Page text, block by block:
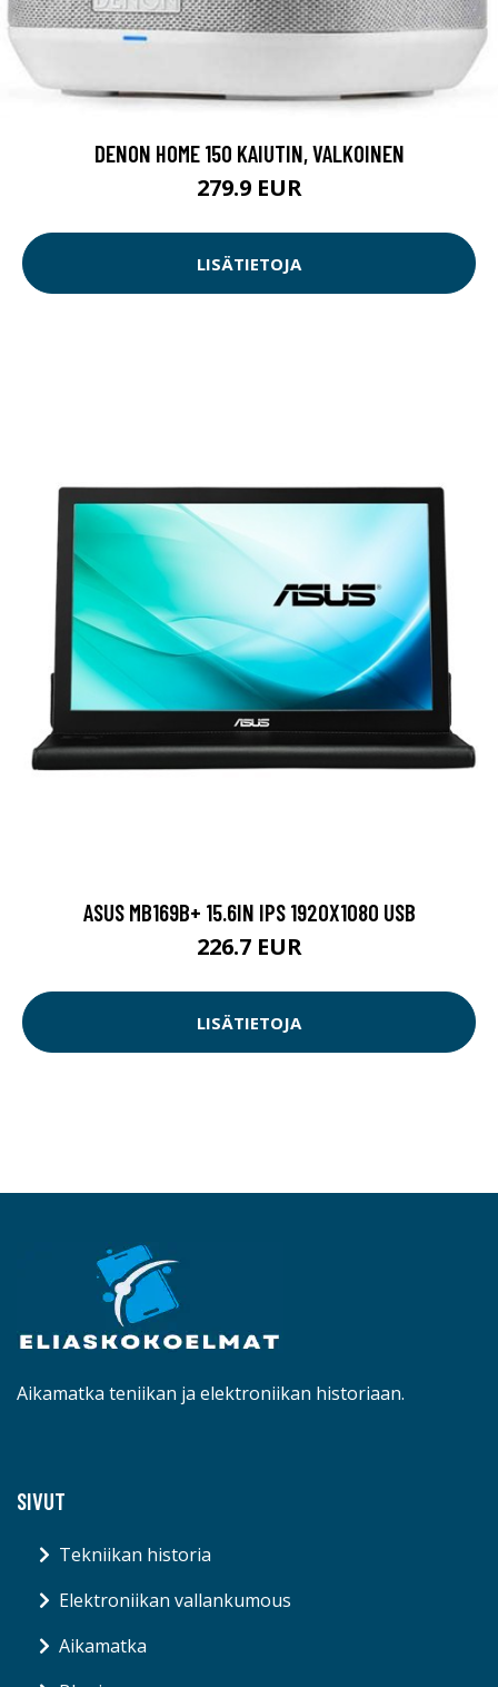
DENON HOME 150 KAIUTIN, VALKOINEN
279.9 EUR
LISÄTIETOJA
ASUS MB169B+ 15.6IN IPS 1920X1080 USB
226.7 EUR
LISÄTIETOJA
Aikamatka teniikan ja elektroniikan historiaan.
SIVUT
Tekniikan historia
Elektroniikan vallankumous
Aikamatka